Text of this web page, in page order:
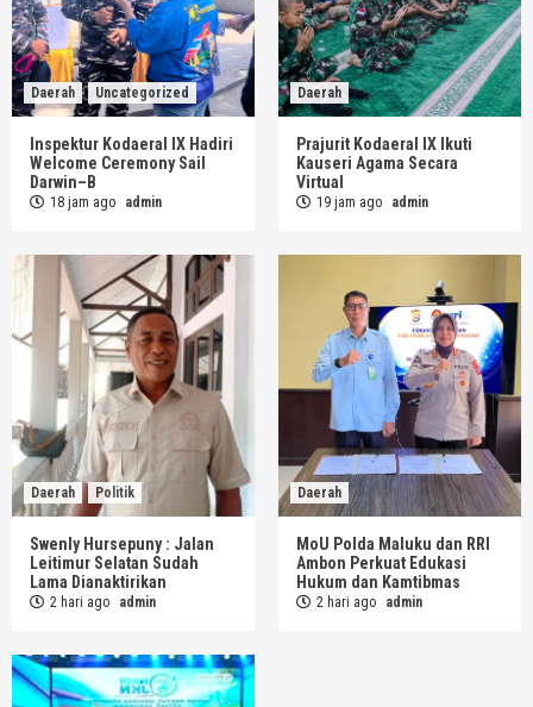
Daerah Uncategorized
Inspektur Kodaeral IX Hadiri
Welcome Ceremony Sail
Darwin–B
18 jam ago admin
Daerah
Prajurit Kodaeral IX Ikuti
Kauseri Agama Secara
Virtual
19 jam ago admin
Daerah Politik
Swenly Hursepuny : Jalan
Leitimur Selatan Sudah
Lama Dianaktirikan
2 hari ago admin
Daerah
MoU Polda Maluku dan RRI
Ambon Perkuat Edukasi
Hukum dan Kamtibmas
2 hari ago admin